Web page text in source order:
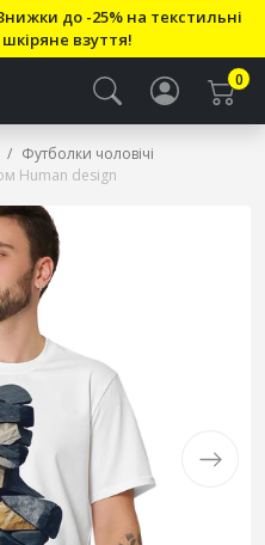
до -25% на текстильні
взуття!
0
Футболки чоловічі
Human design